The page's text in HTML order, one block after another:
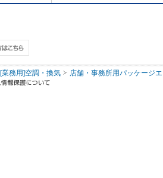
[業務用]空調・換気 店舗・事務所用パッケージ